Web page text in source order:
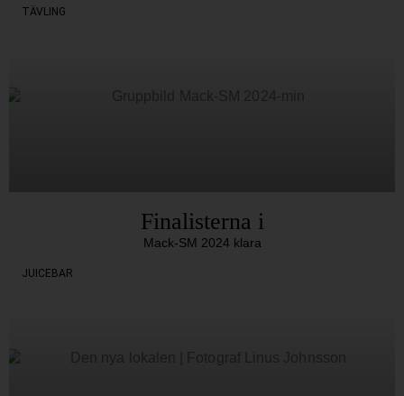
TÄVLING
Finalisterna i
Mack-SM 2024 klara
JUICEBAR